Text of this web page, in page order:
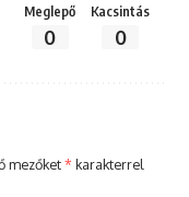
Meglepő
0
Kacsintás
0
mezőket* karakterrel